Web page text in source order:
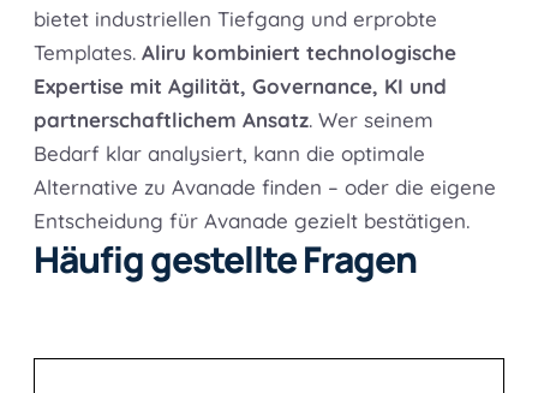
bietet industriellen Tiefgang und erprobte
Templates. Aliru kombiniert technologische
Expertise mit Agilität, Governance, KI und
partnerschaftlichem Ansatz. Wer seinem
Bedarf klar analysiert, kann die optimale
Alternative zu Avanade finden – oder die eigene
Entscheidung für Avanade gezielt bestätigen.
Häufig gestellte Fragen